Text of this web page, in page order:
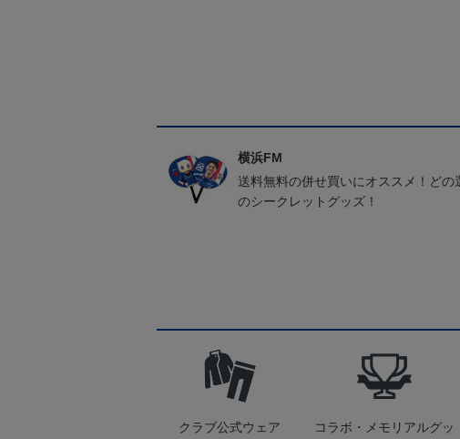
横浜FM
送料無料の併せ買いにオススメ！どの
のシークレットグッズ！
クラブ公式ウェア
コラボ・メモリアルグッ